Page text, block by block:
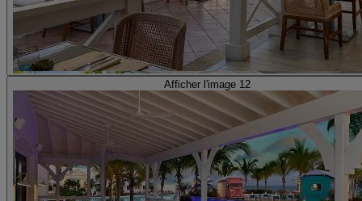
Afficher l'image 12